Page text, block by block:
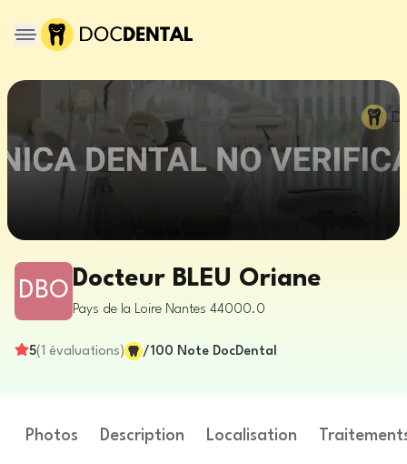
DBO Docteur BLEU Oriane
Pays de la Loire Nantes 44000.0
5(1 évaluations) /100 Note DocDental
Photos Description Localisation